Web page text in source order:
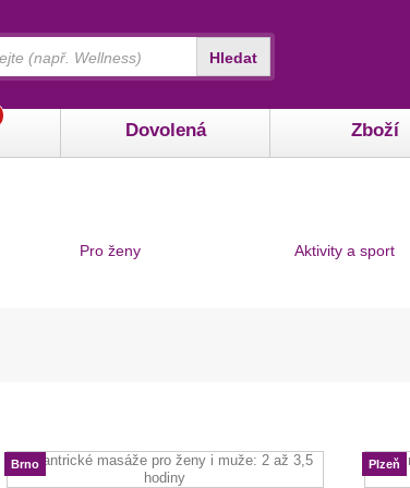
Dovolená Zboží
Hledat
Pro ženy Aktivity a sport
Brno Plzeň